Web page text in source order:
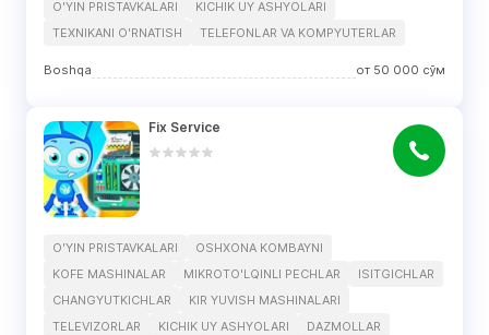
O'YIN PRISTAVKALARI
KICHIK UY ASHYOLARI
TEXNIKANI O'RNATISH
TELEFONLAR VA KOMPYUTERLAR
Boshqa от 50 000 сўм
Fix Service
O'YIN PRISTAVKALARI
OSHXONA KOMBAYNI
KOFE MASHINALAR
MIKROTO'LQINLI PECHLAR
ISITGICHLAR
CHANGYUTKICHLAR
KIR YUVISH MASHINALARI
TELEVIZORLAR
KICHIK UY ASHYOLARI
DAZMOLLAR